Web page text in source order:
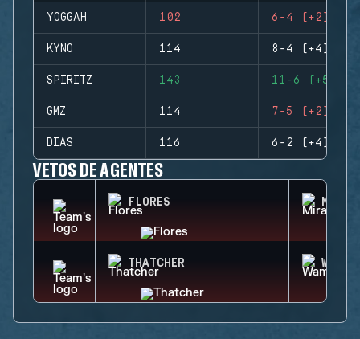
YOGGAH 102 6-4 (+2)
KYNO 114 8-4 (+4)
SPIRITZ 143 11-6 (+5)
GMZ 114 7-5 (+2)
DIAS 116 6-2 (+4)
VETOS DE AGENTES
FLORES MIRA
THATCHER WAMAI